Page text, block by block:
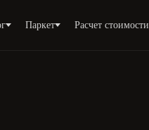
Паркет Расчет стоимости